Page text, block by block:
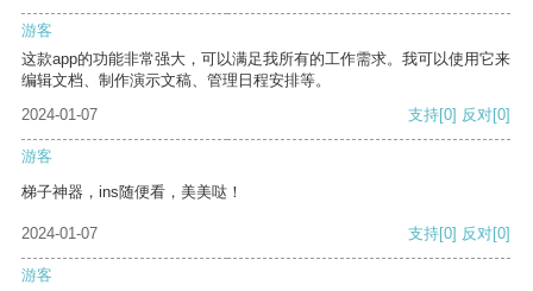
游客
这款app的功能非常强大，可以满足我所有的工作需求。我可以使用它来
编辑文档、制作演示文稿、管理日程安排等。
2024-01-07
支持[0] 反对[0]
游客
梯子神器，ins随便看，美美哒！
2024-01-07 支持[0] 反对[0]
游客